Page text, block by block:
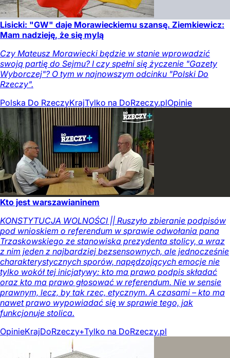
Lisicki: "GW" daje Morawieckiemu szansę. Ziemkiewicz:
Mam nadzieję, że się mylą
Czy Mateusz Morawiecki będzie w stanie wprowadzić
swoją partię do Sejmu? I czy spełni się życzenie "Gazety
Wyborczej"? O tym w najnowszym odcinku "Polski Do
Rzeczy".
Polska Do RzeczyKrajTylko na DoRzeczy.plOpinie
Kto jest warszawianinem
KONSTYTUCJA WOLNOŚCI || Ruszyło zbieranie podpisów
pod wnioskiem o referendum w sprawie odwołania pana
Trzaskowskiego ze stanowiska prezydenta stolicy, a wraz
z nim jeden z najbardziej bezsensownych, ale jednocześnie
charakterystycznych sporów, napędzających emocje nie
tylko wokół tej inicjatywy: kto ma prawo podpis składać
oraz kto ma prawo głosować w referendum. Nie w sensie
prawnym, lecz, by tak rzec, etycznym. A czasami – kto ma
nawet prawo wypowiadać się w sprawie tego, jak
funkcjonuje stolica.
OpinieKrajDoRzeczy+Tylko na DoRzeczy.pl